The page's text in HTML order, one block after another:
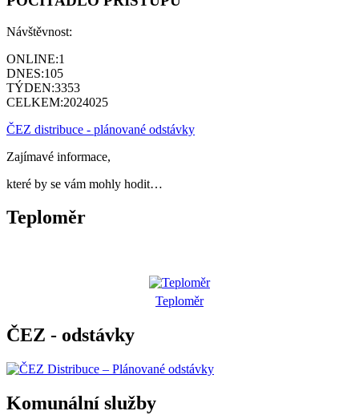
Návštěvnost:
ONLINE:1
DNES:105
TÝDEN:3353
CELKEM:2024025
ČEZ distribuce - plánované odstávky
Zajímavé informace,
které by se vám mohly hodit…
Teploměr
Teploměr
ČEZ - odstávky
Komunální služby